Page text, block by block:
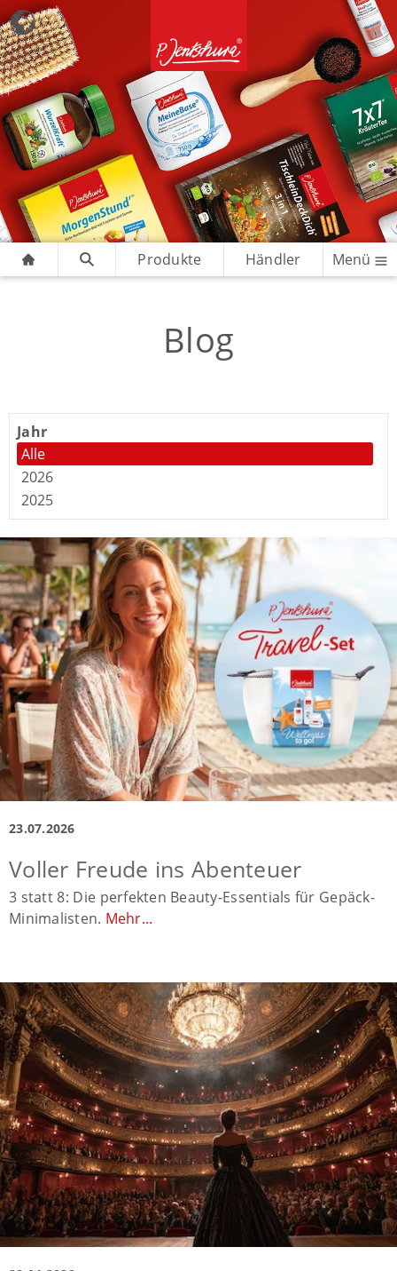
Produkte Händler Menü
Blog
Jahr
Alle
2026
2025
23.07.2026
Voller Freude ins Abenteuer
3 statt 8: Die perfekten Beauty-Essentials für Gepäck-
Minimalisten. Mehr...